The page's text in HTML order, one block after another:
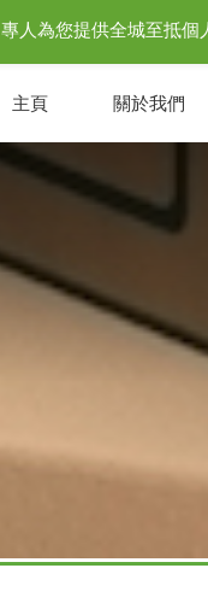
主頁 關於我們
專人為您提供全城至抵個